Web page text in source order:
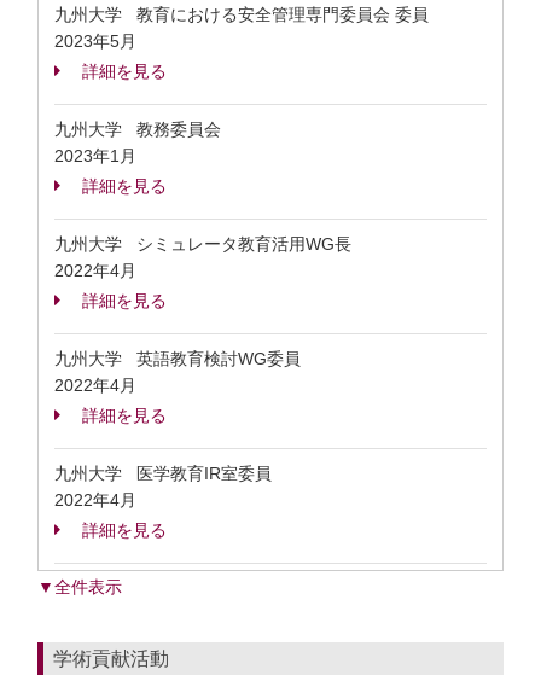
九州大学 教育における安全管理専門委員会 委員
2023年5月
詳細を見る
九州大学 教務委員会
2023年1月
詳細を見る
九州大学 シミュレータ教育活用WG長
2022年4月
詳細を見る
九州大学 英語教育検討WG委員
2022年4月
詳細を見る
九州大学 医学教育IR室委員
2022年4月
詳細を見る
▼全件表示
学術貢献活動